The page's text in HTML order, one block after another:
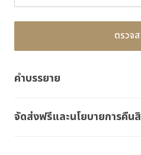
ตรวจ
คำบรรยาย
จัดส่งฟรีและนโยบายการคืน